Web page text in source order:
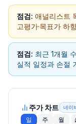
점검: 애널리스트
고평가·목표가 하
점검: 최근 1개월
실적 일정과 손절
주가 차트 네이
일 주 월